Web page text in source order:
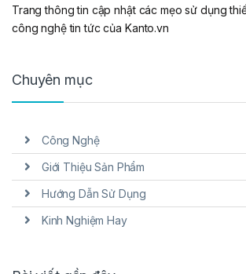
Trang thông tin cập nhật các mẹo sử dụng
công nghệ tin tức của Kanto.vn
Chuyên mục
Công Nghệ
Giới Thiệu Sản Phẩm
Hướng Dẫn Sử Dụng
Kinh Nghiệm Hay